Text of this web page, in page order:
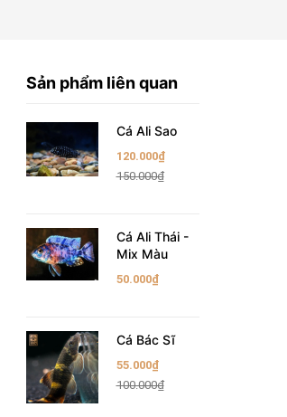
Sản phẩm liên quan
Cá Ali Sao
120.000₫
150.000₫
Cá Ali Thái -
Mix Màu
50.000₫
Cá Bác Sĩ
55.000₫
100.000₫